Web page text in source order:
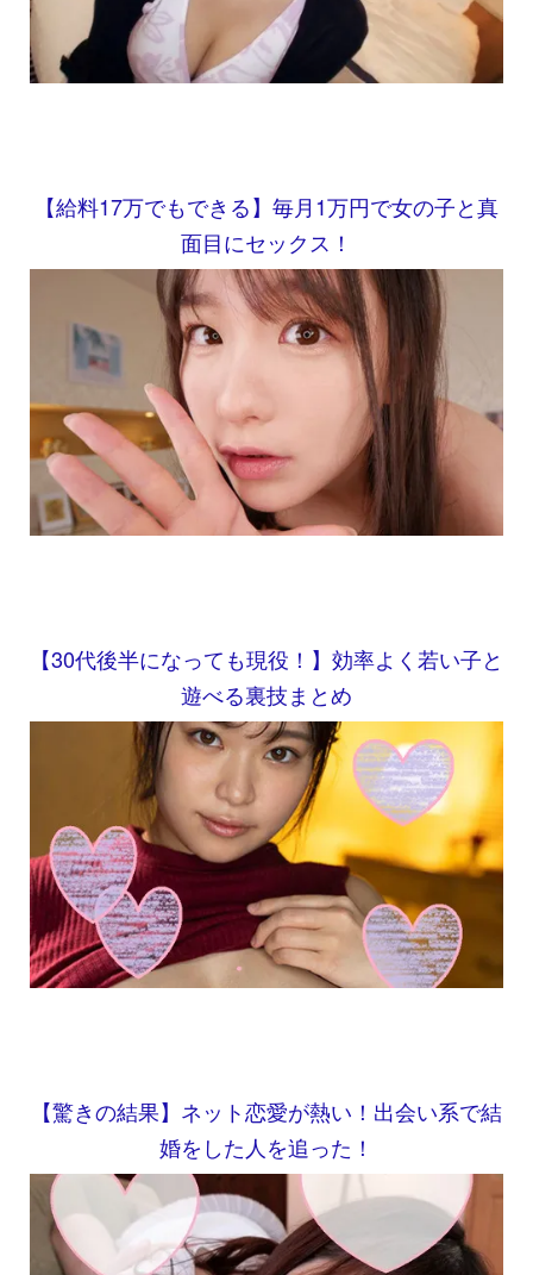
【給料17万でもできる】毎月1万円で女の子と真
面目にセックス！
【30代後半になっても現役！】効率よく若い子と
遊べる裏技まとめ
【驚きの結果】ネット恋愛が熱い！出会い系で結
婚をした人を追った！